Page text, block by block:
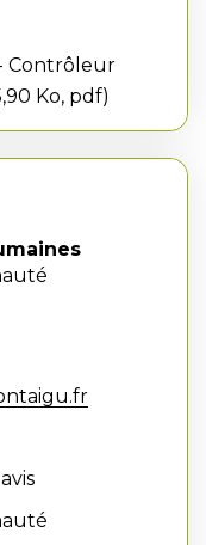
Contrôleur
Ko, pdf